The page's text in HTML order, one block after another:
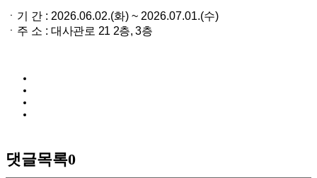
ㆍ 기 간 : 2026.06.02.(화) ~ 2026.07.01.(수)
ㆍ주 소 : 대사관로 21 2층, 3층
댓글목록0